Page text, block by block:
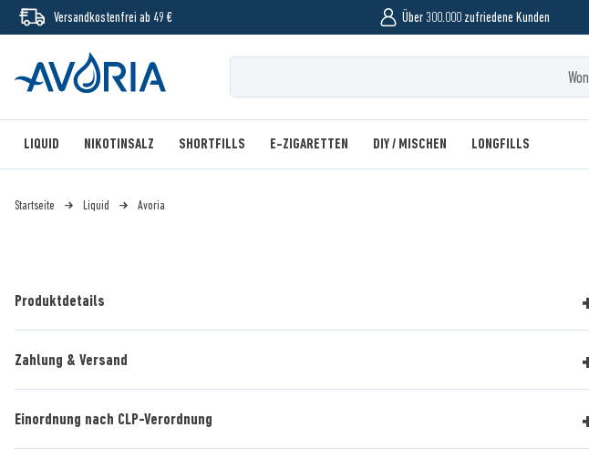
Versandkostenfrei ab 49 € Über 300.000 zufriedene Kunden
LIQUID NIKOTINSALZ SHORTFILLS E-ZIGARETTEN DIY / MISCHEN LONGFILLS
Startseite Liquid Avoria
Produktdetails
Zahlung & Versand
Einordnung nach CLP-Verordnung